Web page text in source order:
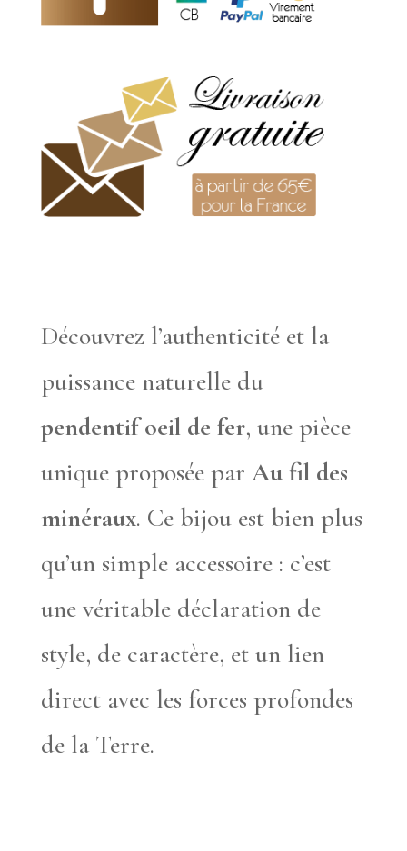
Découvrez l’authenticité et la
puissance naturelle du
pendentif oeil de fer, une pièce
unique proposée par Au fil des
minéraux. Ce bijou est bien plus
qu’un simple accessoire : c’est
une véritable déclaration de
style, de caractère, et un lien
direct avec les forces profondes
de la Terre.